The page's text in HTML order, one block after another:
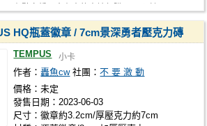
HQ瓶蓋徽章 / 7cm景深勇者壓克力磚
TEMPUS 小卡
作者：轟魚cw 社團：不 要 激 動
價格：未定
發售日期：2023-06-03
尺寸：徽章約3.2cm/厚壓克力約7cm